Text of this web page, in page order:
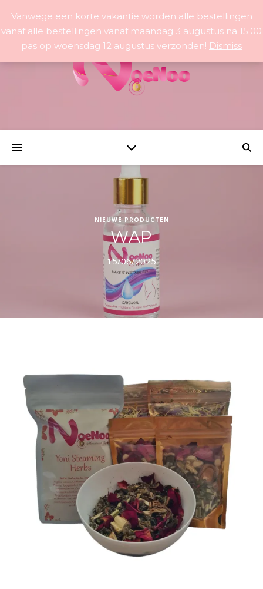
NIEUWE PRODUCTEN
WAP
15/06/2025
Vanwege een korte vakantie worden alle bestellingen
vanaf alle bestellingen vanaf maandag 3 augustus na 15:00
pas op woensdag 12 augustus verzonden! Dismiss